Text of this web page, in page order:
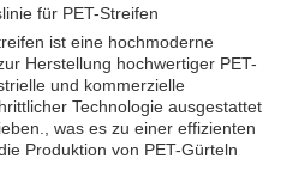
für PET-Streifen
ist eine hochmoderne
Herstellung hochwertiger PET-
und kommerzielle
Technologie ausgestattet
was es zu einer effizienten
Produktion von PET-Gürteln